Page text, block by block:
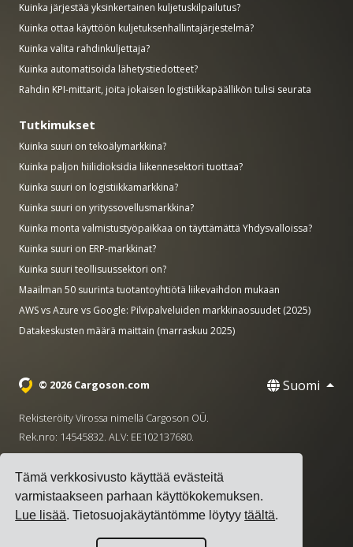
Tämä verkkosivusto käyttää evästeitä
varmistaakseen parhaan käyttökokemuksen.
Lue lisää. Tietosuojakäytäntömme löytyytäältä.
Kuinka järjestää yksinkertainen kuljetuskilpailutus?
Kuinka ottaa käyttöön kuljetuksenhallintajärjestelmä?
Kuinka valita rahdinkuljettaja?
Kuinka automatisoida lähetystiedotteet?
Rahdin KPI-mittarit, joita jokaisen logistiikkapäällikön tulisi seurata
Tutkimukset
Kuinka suuri on tekoälymarkkina?
Kuinka paljon hiilidioksidia liikennesektori tuottaa?
Kuinka suuri on logistiikkamarkkina?
Kuinka suuri on yrityssovellusmarkkina?
Kuinka monta valmistustyöpaikkaa on täyttämättä Yhdysvalloissa?
Kuinka suuri on ERP-markkinat?
Kuinka suuri teollisuussektori on?
Maailman 50 suurinta tuotantoyhtiötä liikevaihdon mukaan
AWS vs Azure vs Google: Pilvipalveluiden markkinaosuudet (2025)
Datakeskusten määrä maittain (marraskuu 2025)
© 2026 Cargoson.com Suomi
Rekisteröity Virossa nimellä Cargoson OÜ.
Rek.nro: 14545832. ALV: EE102137680.
· hello@cargoson.com
Käyttöehdot Tietosuojakäytäntö Evästekäytäntö